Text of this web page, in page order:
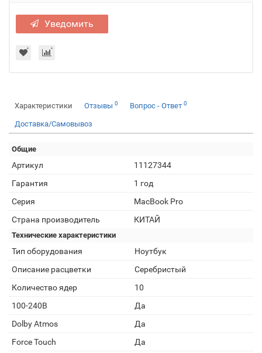
Уведомить
Характеристики Отзывы 0 Вопрос - Ответ 0
Доставка/Самовывоз
Общие
Артикул
11127344
Гарантия
1 год
Серия
MacBook Pro
Страна производитель
КИТАЙ
Технические характеристики
Тип оборудования
Ноутбук
Описание расцветки
Серебристый
Количество ядер
10
100-240В
Да
Dolby Atmos
Да
Force Touch
Да